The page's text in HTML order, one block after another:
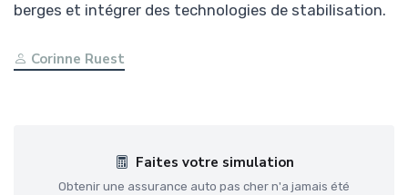
berges et intégrer des technologies de stabilisation.
Corinne Ruest
Faites votre simulation
Obtenir une assurance auto pas cher n'a jamais été